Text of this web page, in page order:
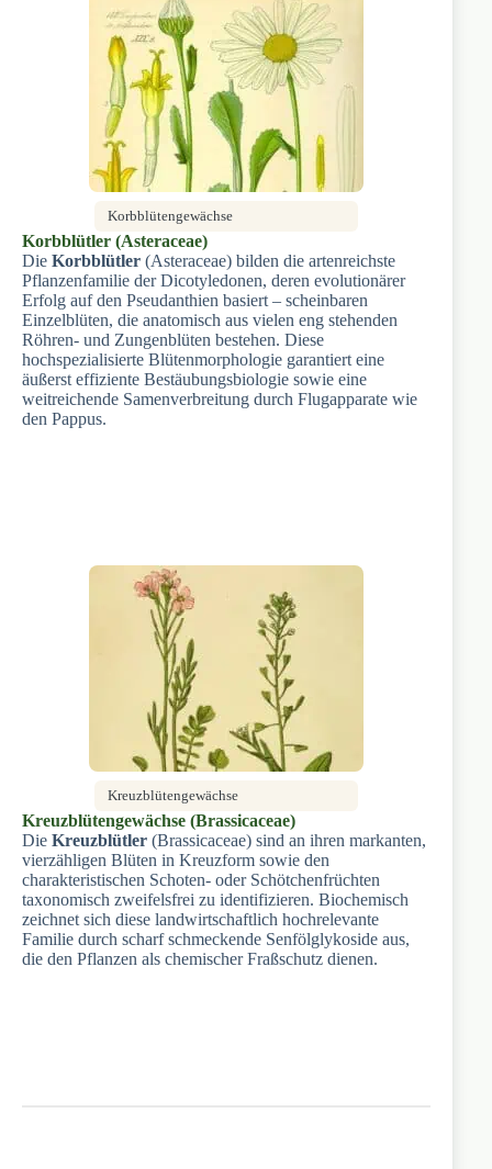
Korbblütengewächse
Korbblütler (Asteraceae)
Die Korbblütler (Asteraceae) bilden die artenreichste
Pflanzenfamilie der Dicotyledonen, deren evolutionärer
Erfolg auf den Pseudanthien basiert – scheinbaren
Einzelblüten, die anatomisch aus vielen eng stehenden
Röhren- und Zungenblüten bestehen. Diese
hochspezialisierte Blütenmorphologie garantiert eine
äußerst effiziente Bestäubungsbiologie sowie eine
weitreichende Samenverbreitung durch Flugapparate wie
den Pappus.
Kreuzblütengewächse
Kreuzblütengewächse (Brassicaceae)
Die Kreuzblütler (Brassicaceae) sind an ihren markanten,
vierzähligen Blüten in Kreuzform sowie den
charakteristischen Schoten- oder Schötchenfrüchten
taxonomisch zweifelsfrei zu identifizieren. Biochemisch
zeichnet sich diese landwirtschaftlich hochrelevante
Familie durch scharf schmeckende Senfölglykoside aus,
die den Pflanzen als chemischer Fraßschutz dienen.